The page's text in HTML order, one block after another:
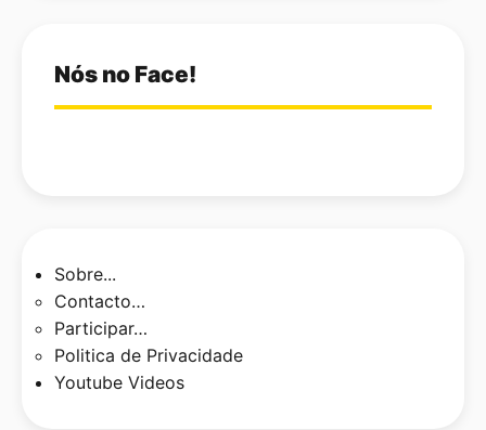
Nós no Face!
Sobre...
Contacto…
Participar…
Politica de Privacidade
Youtube Videos